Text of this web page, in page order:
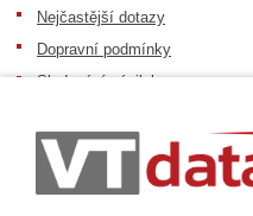
Nejčastější dotazy
Dopravní podmínky
Sledování zásilek
Informace k dostupnosti zboží
Obecné informace